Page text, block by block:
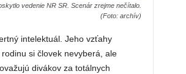
vedenie NR SR. Scenár zrejme nečítalo.
(Foto: archív)
intelektuál. Jeho vzťahy
si človek nevyberá, ale
divákov za totálnych